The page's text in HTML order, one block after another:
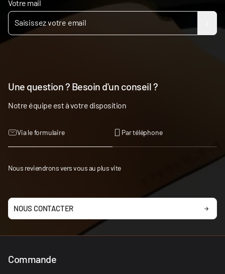
Votre mail
Une question ? Besoin d'un conseil ?
Notre équipe est à votre disposition
Via le formulaire Par téléphone
Nous reviendrons vers vous au plus vite
NOUS CONTACTER
Commande